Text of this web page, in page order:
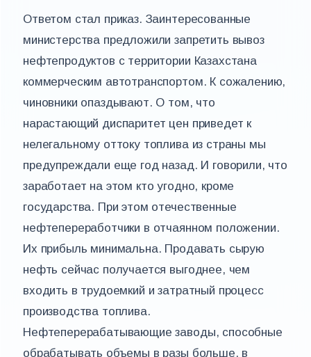
Ответом стал приказ. Заинтересованные
министерства предложили запретить вывоз
нефтепродуктов с территории Казахстана
коммерческим автотранспортом. К сожалению,
чиновники опаздывают. О том, что
нарастающий диспаритет цен приведет к
нелегальному оттоку топлива из страны мы
предупреждали еще год назад. И говорили, что
заработает на этом кто угодно, кроме
государства. При этом отечественные
нефтепереработчики в отчаянном положении.
Их прибыль минимальна. Продавать сырую
нефть сейчас получается выгоднее, чем
входить в трудоемкий и затратный процесс
производства топлива.
Нефтеперерабатывающие заводы, способные
обрабатывать объемы в разы больше, в